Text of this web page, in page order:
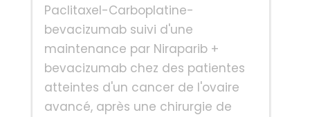
Paclitaxel-Carboplatine-
bevacizumab suivi d'une
maintenance par Niraparib +
bevacizumab chez des patientes
atteintes d'un cancer de l'ovaire
avancé, après une chirurgie de